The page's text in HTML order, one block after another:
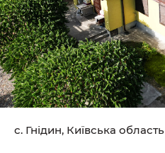
с. Гнідин, Київська область